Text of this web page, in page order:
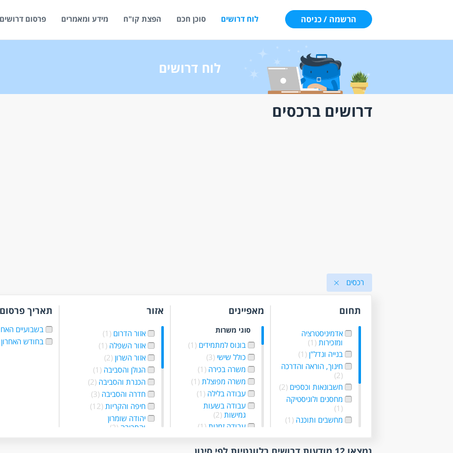
הרשמה / כניסה לוח דרושים סוכן חכם הפצת קו"ח מידע ומאמרים פרסום
לוח דרושים
דרושים ברכסים
רכסים
תחום
אדמיניסטרציה
ומזכירות (1)
בנייה ונדל"ן (1)
חינוך, הוראה והדרכה
(2)
חשבונאות וכספים (2)
מחסנים ולוגיסטיקה
(1)
מחשבים ותוכנה (1)
מאפיינים
סוגי משרות
בונוס למתמידים (1)
כולל שישי (3)
משרה בכירה (1)
משרה מפוצלת (1)
עבודה בלילה (1)
עבודה בשעות
גמישות (2)
עבודה זמנית (1)
(1)
אזור
אזור הדרום (1)
אזור השפלה (1)
אזור השרון (2)
הגולן והסביבה (1)
הכנרת והסביבה (2)
חדרה והסביבה (3)
חיפה והקריות (12)
יהודה שומרון
והסביבה (2)
תאריך פרסום
בשבועיים
בחודש האחרון